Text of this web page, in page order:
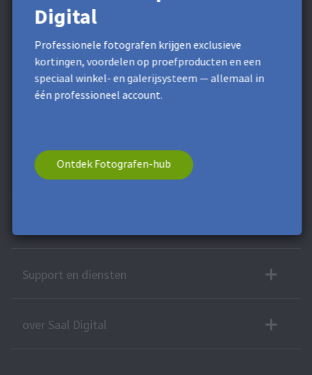
Digital
Professionele fotografen krijgen exclusieve
kortingen, voordelen op proefproducten en een
speciaal winkel- en galerijsysteem — allemaal in
één professioneel account.
Ontdek Fotografen-hub
Ontvang exclusieve kortingen en ontwerptips. Door uzelf
kunt zich op elk moment weer afmelden voor de
nieuwsbrief.
* Dit veld is verplicht. **Minimumbestelwaarde 9,99 €. Niet van
toepassing op verzendkosten. Deze voucher kan niet worden
Meer producten
Support en diensten
over Saal Digital